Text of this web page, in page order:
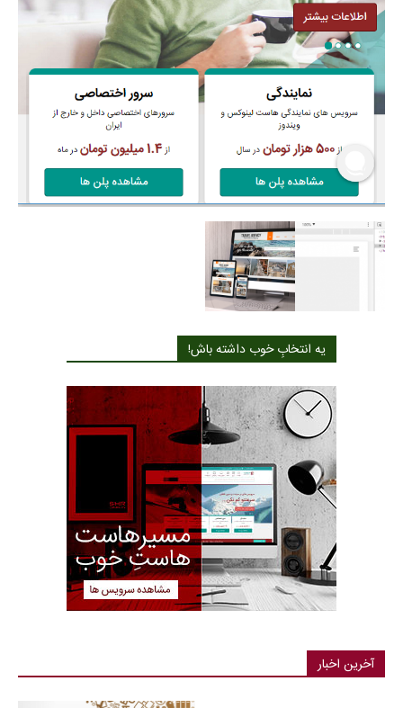
یه انتخابِ خوب داشته باش!
آخرین اخبار